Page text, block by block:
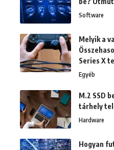
Software
Melyik a
Series X
Egyéb
M.2 SSD
tárhely
Hardware
Hogyan